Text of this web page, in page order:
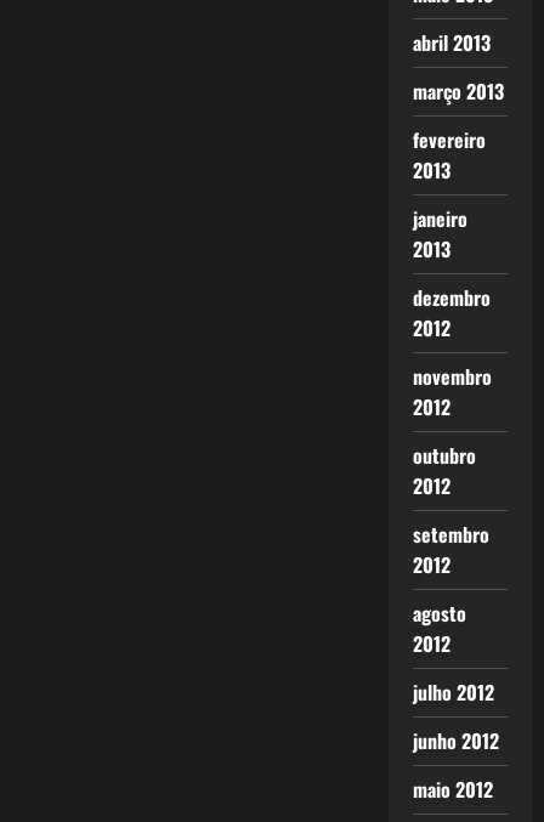
abril 2013
março 2013
fevereiro
2013
janeiro
2013
dezembro
2012
novembro
2012
outubro
2012
setembro
2012
agosto
2012
julho 2012
junho 2012
maio 2012